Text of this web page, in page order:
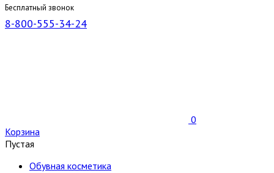
Бесплатный звонок
8-800-555-34-24
0
Корзина
Пустая
Обувная косметика